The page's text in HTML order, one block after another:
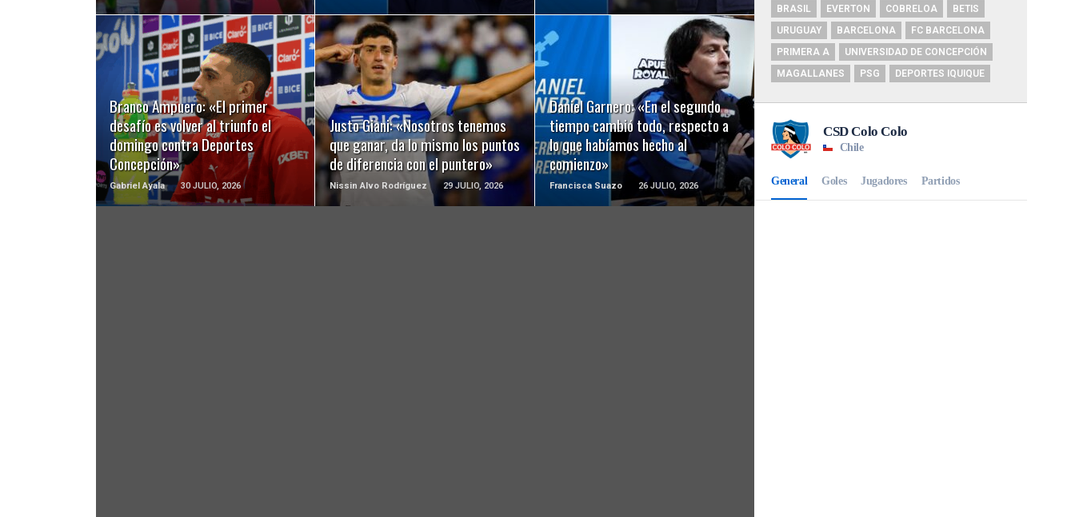
Branco Ampuero: «El primer
desafío es volver al triunfo el
domingo contra Deportes
Concepción»
Gabriel Ayala 30 JULIO, 2026
LEER MÁS
Justo Giani: «Nosotros tenemos
que ganar, da lo mismo los puntos
de diferencia con el puntero»
Nissin Alvo Rodríguez 29 JULIO, 2026
LEER MÁS
Daniel Garnero: «En el segundo
tiempo cambió todo, respecto a
lo que habíamos hecho al
comienzo»
Francisca Suazo 26 JULIO, 2026
LEER MÁS
BRASIL
EVERTON COBRELOA
BETIS
URUGUAY
BARCELONA
FC BARCELONA
PRIMERA A
UNIVERSIDAD DE CONCEPCIÓN
MAGALLANES
PSG DEPORTES IQUIQUE